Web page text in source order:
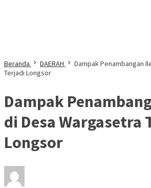
Beranda DAERAH
Dampak Penambangan
Terjadi Longsor
Dampak
di Desa Wargasetra
Longsor